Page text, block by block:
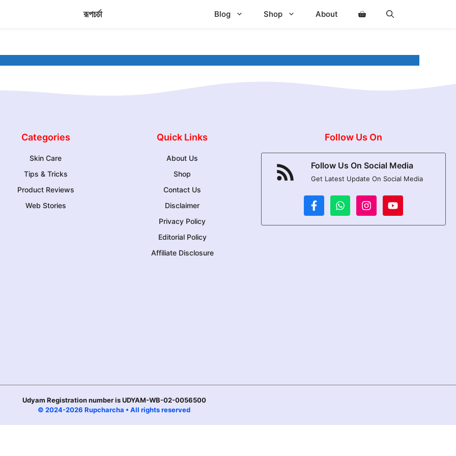
রূপচর্চা Blog Shop About
Categories
Skin Care
Tips & Tricks
Product Reviews
Web Stories
Quick Links
About Us
Shop
Contact Us
Disclaimer
Privacy Policy
Editorial Policy
Affiliate Disclosure
Follow Us On
Follow Us On Social Media
Get Latest Update On Social Media
Udyam Registration number is UDYAM-WB-02-0056500
© 2024-2026 Rupcharcha • All rights reserved